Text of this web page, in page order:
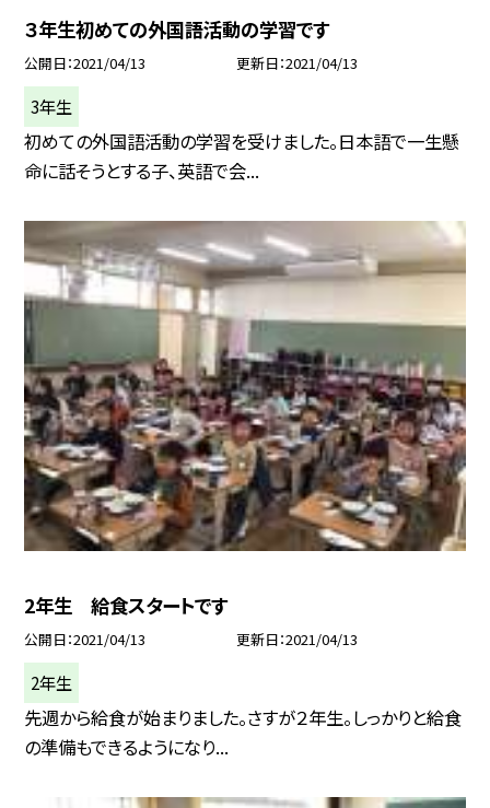
３年生初めての外国語活動の学習です
公開日 2021/04/13 更新日 2021/04/13
3年生
初めての外国語活動の学習を受けました。日本語で一生懸
命に話そうとする子、英語で会...
2年生 給食スタートです
公開日 2021/04/13 更新日 2021/04/13
2年生
先週から給食が始まりました。さすが２年生。しっかりと給食
の準備もできるようになり...